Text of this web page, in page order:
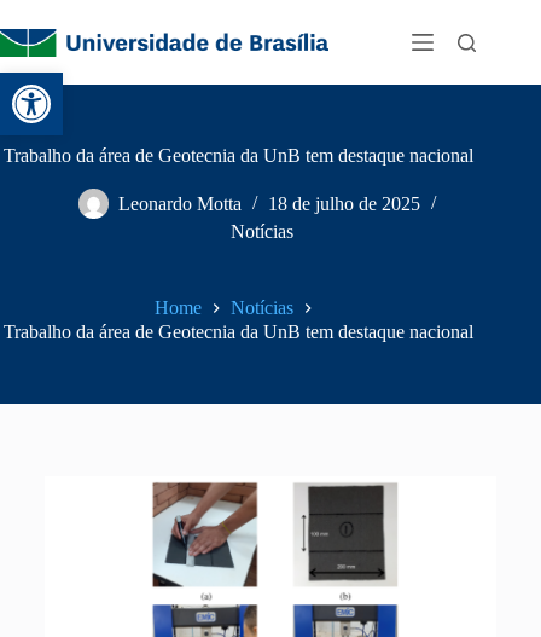
Abrir a barra de ferramentas
Trabalho da área de Geotecnia da UnB tem destaque nacional
Leonardo Motta
18 de julho de 2025
Notícias
Home
Notícias
Trabalho da área de Geotecnia da UnB tem destaque nacional